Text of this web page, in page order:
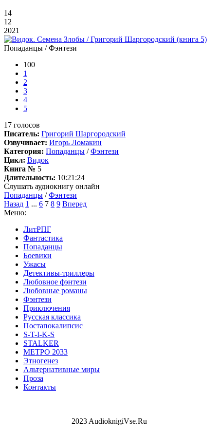
14
12
2021
Попаданцы / Фэнтези
100
1
2
3
4
5
17 голосов
Писатель: Григорий Шаргородский
Озвучивает: Игорь Ломакин
Категория: Попаданцы /Фэнтези
Цикл: Видок
Книга № 5
Длительность: 10:21:24
Слушать аудиокнигу онлайн
Попаданцы /Фэнтези
Назад 1 ... 6 7 8 9 Вперед
Меню:
ЛитРПГ
Фантастика
Попаданцы
Боевики
Ужасы
Детективы-триллеры
Любовное фэнтези
Любовные романы
Фэнтези
Приключения
Русская классика
Постапокалипсис
S-T-I-K-S
STALKER
МЕТРО 2033
Этногенез
Альтернативные миры
Проза
Контакты
2023 AudioknigiVse.Ru